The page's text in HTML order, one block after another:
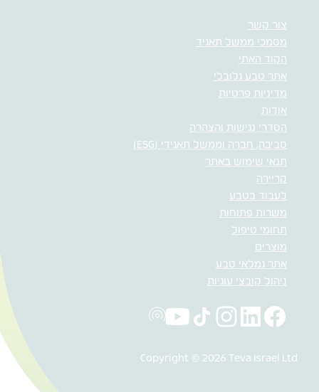
צור קשר
מסמכי ממשל תאגיד
הקוד האתי
אתר טבע גלובלי
מדיניות פרטיות
אודות
הסדרי נגישות והצהרה
סביבה, חברה וממשל תאגידי (ESG)
תנאי שימוש באתר
קריירה
לעבוד בטבע
משרות פתוחות
תחומי טיפול
מוצרים
אתר גמלאי טבע
ניהול קובצי עוגיות
Copyright © 2026 Teva Israel Ltd